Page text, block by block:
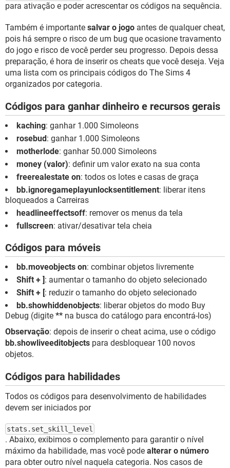
para ativação e poder acrescentar os códigos na sequência.
Também é importante salvar o jogo antes de qualquer cheat,
pois há sempre o risco de um bug que ocasione travamento
do jogo e risco de você perder seu progresso. Depois dessa
preparação, é hora de inserir os cheats que você deseja. Veja
uma lista com os principais códigos do The Sims 4
organizados por categoria.
Códigos para ganhar dinheiro e recursos gerais
kaching: ganhar 1.000 Simoleons
rosebud: ganhar 1.000 Simoleons
motherlode: ganhar 50.000 Simoleons
money (valor): definir um valor exato na sua conta
freerealestate on: todos os lotes e casas de graça
bb.ignoregameplayunlocksentitlement: liberar itens
bloqueados a Carreiras
headlineeffectsoff: remover os menus da tela
fullscreen: ativar/desativar tela cheia
Códigos para móveis
bb.moveobjects on: combinar objetos livremente
Shift + ]: aumentar o tamanho do objeto selecionado
Shift + [: reduzir o tamanho do objeto selecionado
bb.showhiddenobjects: liberar objetos do modo Buy
Debug (digite ** na busca do catálogo para encontrá-los)
Observação: depois de inserir o cheat acima, use o código
bb.showliveeditobjects para desbloquear 100 novos
objetos.
Códigos para habilidades
Todos os códigos para desenvolvimento de habilidades
devem ser iniciados por
stats.set_skill_level
. Abaixo, exibimos o complemento para garantir o nível
máximo da habilidade, mas você pode alterar o número
para obter outro nível naquela categoria. Nos casos de